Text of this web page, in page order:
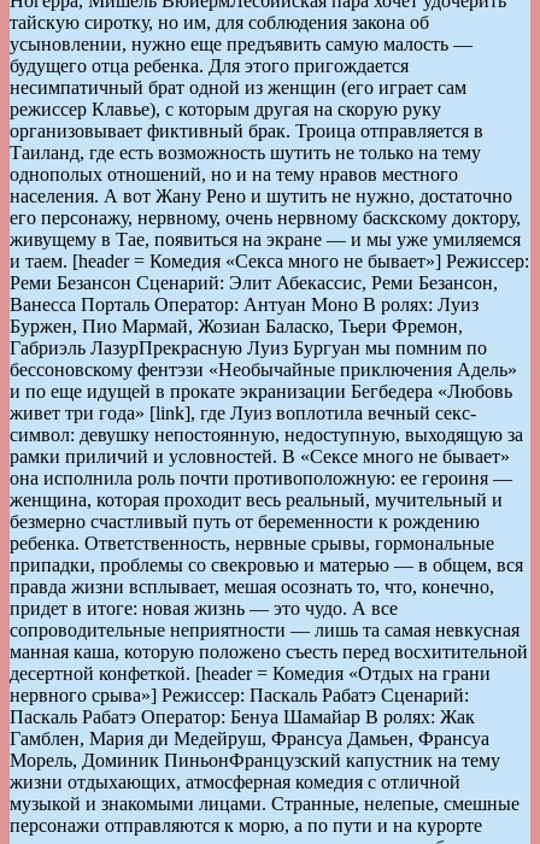
тайскую сиротку, но им, для соблюдения закона об
усыновлении, нужно еще предъявить самую малость —
будущего отца ребенка. Для этого пригождается
несимпатичный брат одной из женщин (его играет сам
режиссер Клавье), с которым другая на скорую руку
организовывает фиктивный брак. Троица отправляется в
Таиланд, где есть возможность шутить не только на тему
однополых отношений, но и на тему нравов местного
населения. А вот Жану Рено и шутить не нужно, достаточно
его персонажу, нервному, очень нервному баскскому доктору,
живущему в Тае, появиться на экране — и мы уже умиляемся
и таем. [header = Комедия «Секса много не бывает»] Режиссер:
Реми Безансон Сценарий: Элит Абекассис, Реми Безансон,
Ванесса Порталь Оператор: Антуан Моно В ролях: Луиз
Буржен, Пио Мармай, Жозиан Баласко, Тьери Фремон,
Габриэль ЛазурПрекрасную Луиз Бургуан мы помним по
бессоновскому фентэзи «Необычайные приключения Адель»
и по еще идущей в прокате экранизации Бегбедера «Любовь
живет три года» [link], где Луиз воплотила вечный секс-
символ: девушку непостоянную, недоступную, выходящую за
рамки приличий и условностей. В «Сексе много не бывает»
она исполнила роль почти противоположную: ее героиня —
женщина, которая проходит весь реальный, мучительный и
безмерно счастливый путь от беременности к рождению
ребенка. Ответственность, нервные срывы, гормональные
припадки, проблемы со свекровью и матерью — в общем, вся
правда жизни всплывает, мешая осознать то, что, конечно,
придет в итоге: новая жизнь — это чудо. А все
сопроводительные неприятности — лишь та самая невкусная
манная каша, которую положено съесть перед восхитительной
десертной конфеткой. [header = Комедия «Отдых на грани
нервного срыва»] Режиссер: Паскаль Рабатэ Сценарий:
Паскаль Рабатэ Оператор: Бенуа Шамайар В ролях: Жак
Гамблен, Мария ди Медейруш, Франсуа Дамьен, Франсуа
Морель, Доминик ПиньонФранцузский капустник на тему
жизни отдыхающих, атмосферная комедия с отличной
музыкой и знакомыми лицами. Странные, нелепые, смешные
персонажи отправляются к морю, а по пути и на курорте